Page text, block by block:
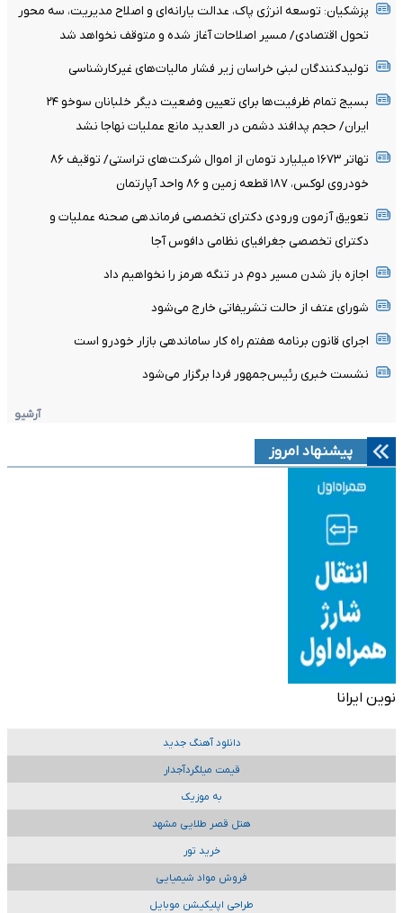
پزشکیان: توسعه انرژی پاک، عدالت یارانه‌ای و اصلاح مدیریت، سه محور
تحول اقتصادی/ مسیر اصلاحات آغاز شده و متوقف نخواهد شد
تولیدکنندگان لبنی خراسان زیر فشار مالیات‌های غیرکارشناسی
بسیج تمام ظرفیت‌ها برای تعیین وضعیت دیگر خلبانان سوخو ۲۴
ایران/ حجم پدافند دشمن در العدید مانع عملیات نهاجا نشد
تهاتر ۱۶۷۳ میلیارد تومان از اموال شرکت‌های تراستی/ توقیف ۸۶
خودروی لوکس، ۱۸۷ قطعه زمین و ۸۶ واحد آپارتمان
تعویق آزمون ورودی دکترای تخصصی فرماندهی صحنه عملیات و
دکترای تخصصی جغرافیای نظامی دافوس آجا
اجازه باز شدن مسیر دوم در تنگه هرمز را نخواهیم داد
شورای عتف از حالت تشریفاتی خارج می‌شود
اجرای قانون برنامه هفتم راه کار ساماندهی بازار خودرو است
نشست خبری رئیس‌جمهور فردا برگزار می‌شود
آرشیو
پیشنهاد امروز
نوین ایرانا
دانلود آهنگ جدید
قیمت میلگردآجدار
به موزیک
هتل قصر طلایی مشهد
خرید تور
فروش مواد شیمیایی
طراحی اپلیکیشن موبایل